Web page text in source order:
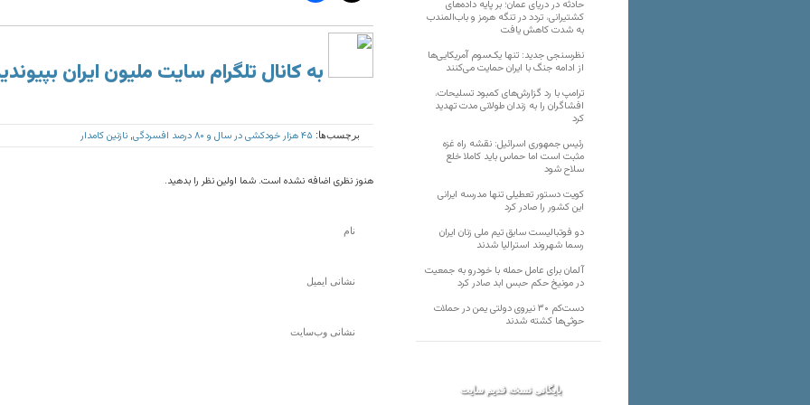
به کانال تلگرام سایت ملیون ایران
برچسب‌ها: ۴۵ هزار خودکشی در سال و ۸۰ درصد افسردگی نازنین کامدار
هنوز نظری اضافه نشده است. شما اولین نظر را بدهید.
حادثه در دریای عمان؛ بر پایه داده‌های
کشتیرانی، تردد در تنگه هرمز و باب‌المندب
به شدت کاهش یافت
نظرسنجی جدید: تنها یک‌سوم آمریکایی‌ها
از ادامه جنگ با ایران حمایت می‌کنند
ترامپ با رد گزارش‌های کمبود تسلیحات،
افشاگران را به زندان طولانی مدت تهدید
کرد
رئیس‌ جمهوری اسرائیل: نقشه راه غزه
مثبت است اما حماس باید کاملا خلع
سلاح شود
کویت دستور تعطیلی تنها مدرسه ایرانی
این کشور را صادر کرد
دو فوتبالیست سابق تیم ملی زنان ایران
رسما شهروند استرالیا شدند
آلمان برای عامل حمله با خودرو به جمعیت
در مونیخ حکم حبس ابد صادر کرد
دست‌کم ۳۰ نیروی دولتی یمن در حملات
حوثی‌ها کشته شدند
بایگانی نسخه قدیم سایت